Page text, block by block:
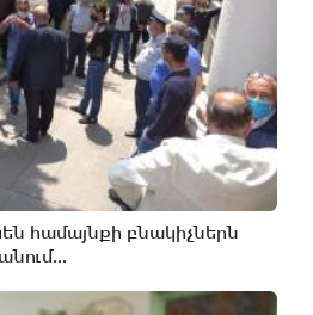
համայնքի բնակիչներն